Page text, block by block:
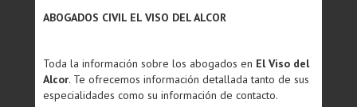
ABOGADOS CIVIL EL VISO DEL ALCOR
Toda la información sobre los abogados en El Viso del
Alcor. Te ofrecemos información detallada tanto de sus
especialidades como su información de contacto.